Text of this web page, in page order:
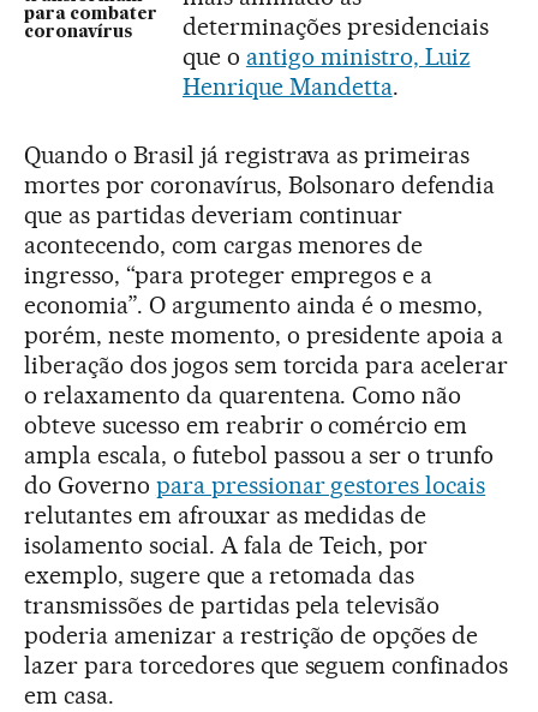
para combater
coronavírus
determinações presidenciais
que o antigo ministro, Luiz
Henrique Mandetta.
Quando o Brasil já registrava as primeiras
mortes por coronavírus, Bolsonaro defendia
que as partidas deveriam continuar
acontecendo, com cargas menores de
ingresso, “para proteger empregos e a
economia”. O argumento ainda é o mesmo,
porém, neste momento, o presidente apoia a
liberação dos jogos sem torcida para acelerar
o relaxamento da quarentena. Como não
obteve sucesso em reabrir o comércio em
ampla escala, o futebol passou a ser o trunfo
do Governo para pressionar gestores locais
relutantes em afrouxar as medidas de
isolamento social. A fala de Teich, por
exemplo, sugere que a retomada das
transmissões de partidas pela televisão
poderia amenizar a restrição de opções de
lazer para torcedores que seguem confinados
em casa.